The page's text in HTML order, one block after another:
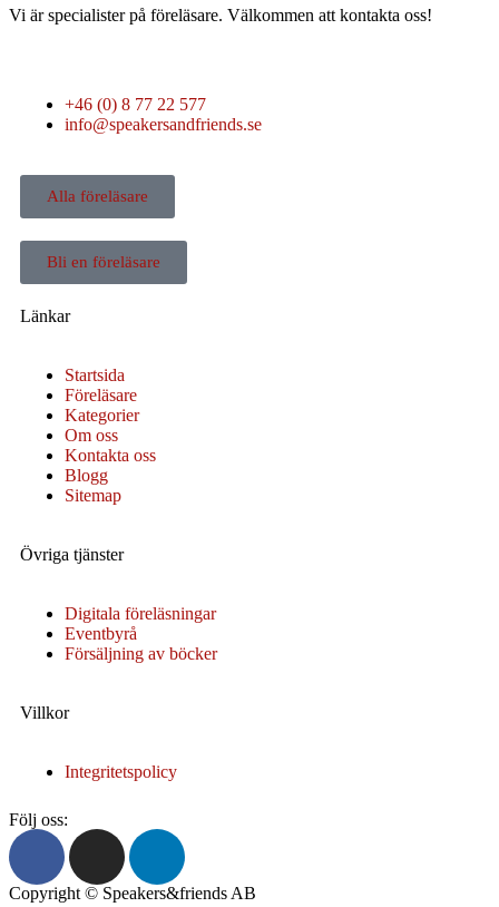
Vi är specialister på föreläsare. Välkommen att kontakta oss!
+46 (0) 8 77 22 577
info@speakersandfriends.se
Alla föreläsare
Bli en föreläsare​
Länkar
Startsida
Föreläsare
Kategorier
Om oss
Kontakta oss
Blogg
Sitemap
Övriga tjänster
Digitala föreläsningar
Eventbyrå
Försäljning av böcker
Villkor
Integritetspolicy
Copyright © Speakers&friends AB
Följ oss: